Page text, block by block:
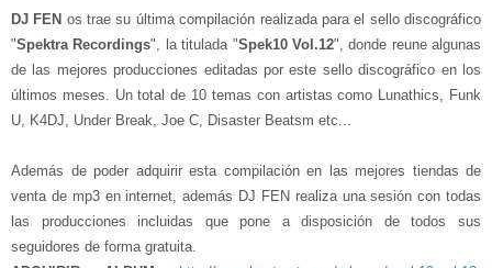
DJ FEN os trae su última compilación realizada para el sello discográfico
"Spektra Recordings", la titulada "Spek10 Vol.12", donde reune algunas
de las mejores producciones editadas por este sello discográfico en los
últimos meses. Un total de 10 temas con artistas como Lunathics, Funk
U, K4DJ, Under Break, Joe C, Disaster Beatsm etc...
Además de poder adquirir esta compilación en las mejores tiendas de
venta de mp3 en internet, además DJ FEN realiza una sesión con todas
las producciones incluidas que pone a disposición de todos sus
seguidores de forma gratuita.